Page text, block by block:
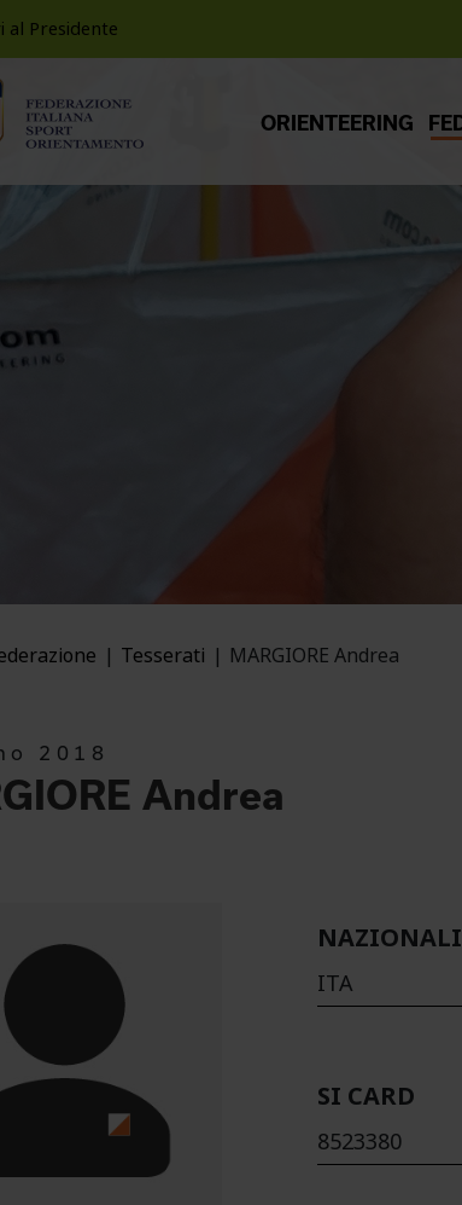
al Presidente
ORIENTEERING
Tesserati MARGIORE Andrea
2018
Andrea
ITA
SI CARD
8523380